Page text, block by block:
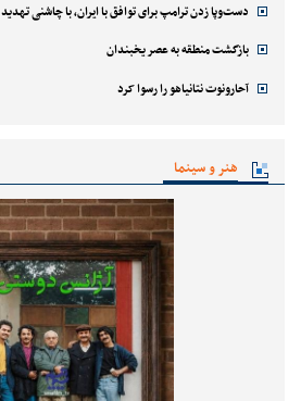
دست‌وپا زدن ترامپ برای توافق با ایران، با چاشنی تهدید
بازگشت منطقه به عصر یخبندان
آحارونوت نتانیاهو را رسوا کرد
هنر و سینما